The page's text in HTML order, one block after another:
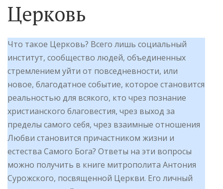
Церковь
Что такое Церковь? Всего лишь социальный
институт, сообщество людей, объединенных
стремлением уйти от повседневности, или
новое, благодатное событие, которое становится
реальностью для всякого, кто чрез познание
христианского благовестия, чрез выход за
пределы самого себя, чрез взаимные отношения
Любви становится причастником жизни и
естества Самого Бога? Ответы на эти вопросы
можно получить в книге митрополита Антония
Сурожского, посвященной Церкви. Его личный